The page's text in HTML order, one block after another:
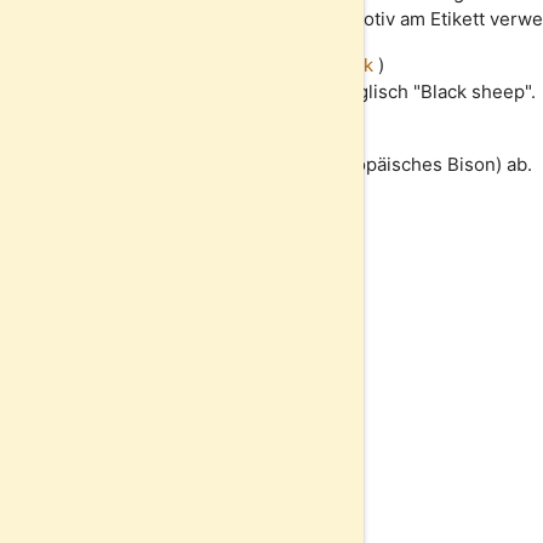
Fuchs für dieses Bier auch als Motiv am Etikett
Brauerei Gusswerk )
Das Schwarze Schaf heißt in englisch "Black sheep".
Zubr leitet sich von Wisent (europäisches Bison) ab.